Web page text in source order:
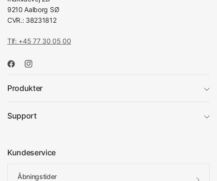
9210 Aalborg SØ
CVR.: 38231812
Tlf: +45 77 30 05 00
Produkter
Support
Kundeservice
Åbningstider